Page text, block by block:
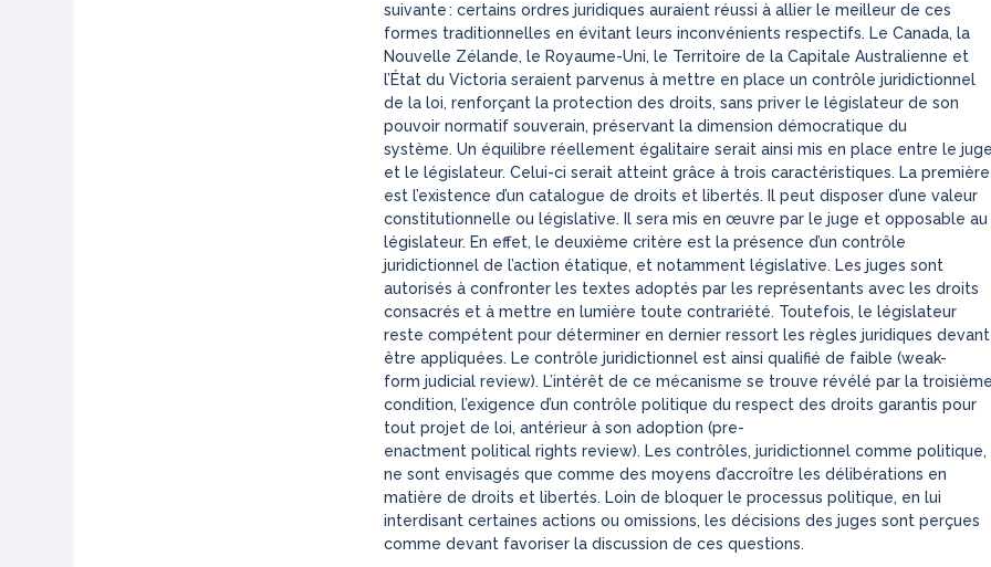
suivante : certains ordres juridiques auraient réussi à allier le meilleur de ces
formes traditionnelles en évitant leurs inconvénients respectifs. Le Canada, la
Nouvelle Zélande, le Royaume-Uni, le Territoire de la Capitale Australienne et
l’État du Victoria seraient parvenus à mettre en place un contrôle juridictionnel
de la loi, renforçant la protection des droits, sans priver le législateur de son
pouvoir normatif souverain, préservant la dimension démocratique du
système. Un équilibre réellement égalitaire serait ainsi mis en place entre le
et le législateur. Celui-ci serait atteint grâce à trois caractéristiques. La première
est l’existence d’un catalogue de droits et libertés. Il peut disposer d’une valeur
constitutionnelle ou législative. Il sera mis en œuvre par le juge et opposable au
législateur. En effet, le deuxième critère est la présence d’un contrôle
juridictionnel de l’action étatique, et notamment législative. Les juges sont
autorisés à confronter les textes adoptés par les représentants avec les droits
consacrés et à mettre en lumière toute contrariété. Toutefois, le législateur
reste compétent pour déterminer en dernier ressort les règles juridiques devant
être appliquées. Le contrôle juridictionnel est ainsi qualifié de faible (weak-
form judicial review). L’intérêt de ce mécanisme se trouve révélé par la
condition, l’exigence d’un contrôle politique du respect des droits garantis pour
tout projet de loi, antérieur à son adoption (pre-
enactment political rights review). Les contrôles, juridictionnel comme politique,
ne sont envisagés que comme des moyens d’accroître les délibérations en
matière de droits et libertés. Loin de bloquer le processus politique, en lui
interdisant certaines actions ou omissions, les décisions des juges sont perçues
comme devant favoriser la discussion de ces questions.